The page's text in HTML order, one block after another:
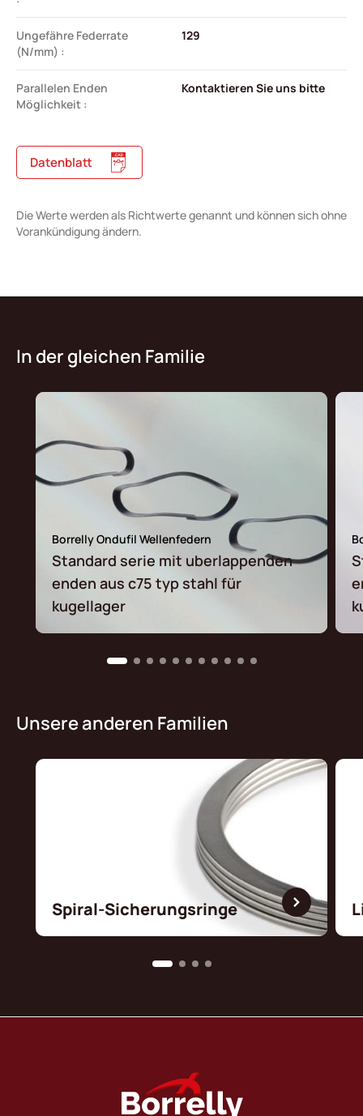
Ungefähre Federrate
(N/mm) :
129
Parallelen Enden
Möglichkeit :
Kontaktieren Sie uns bitte
Datenblatt
Die Werte werden als Richtwerte genannt und können sich ohne
Vorankündigung ändern.
In der gleichen Familie
Borrelly Ondufil Wellenfedern
Standard serie mit uberlappenden
enden aus c75 typ stahl für
kugellager
Unsere anderen Familien
Spiral-Sicherungsringe